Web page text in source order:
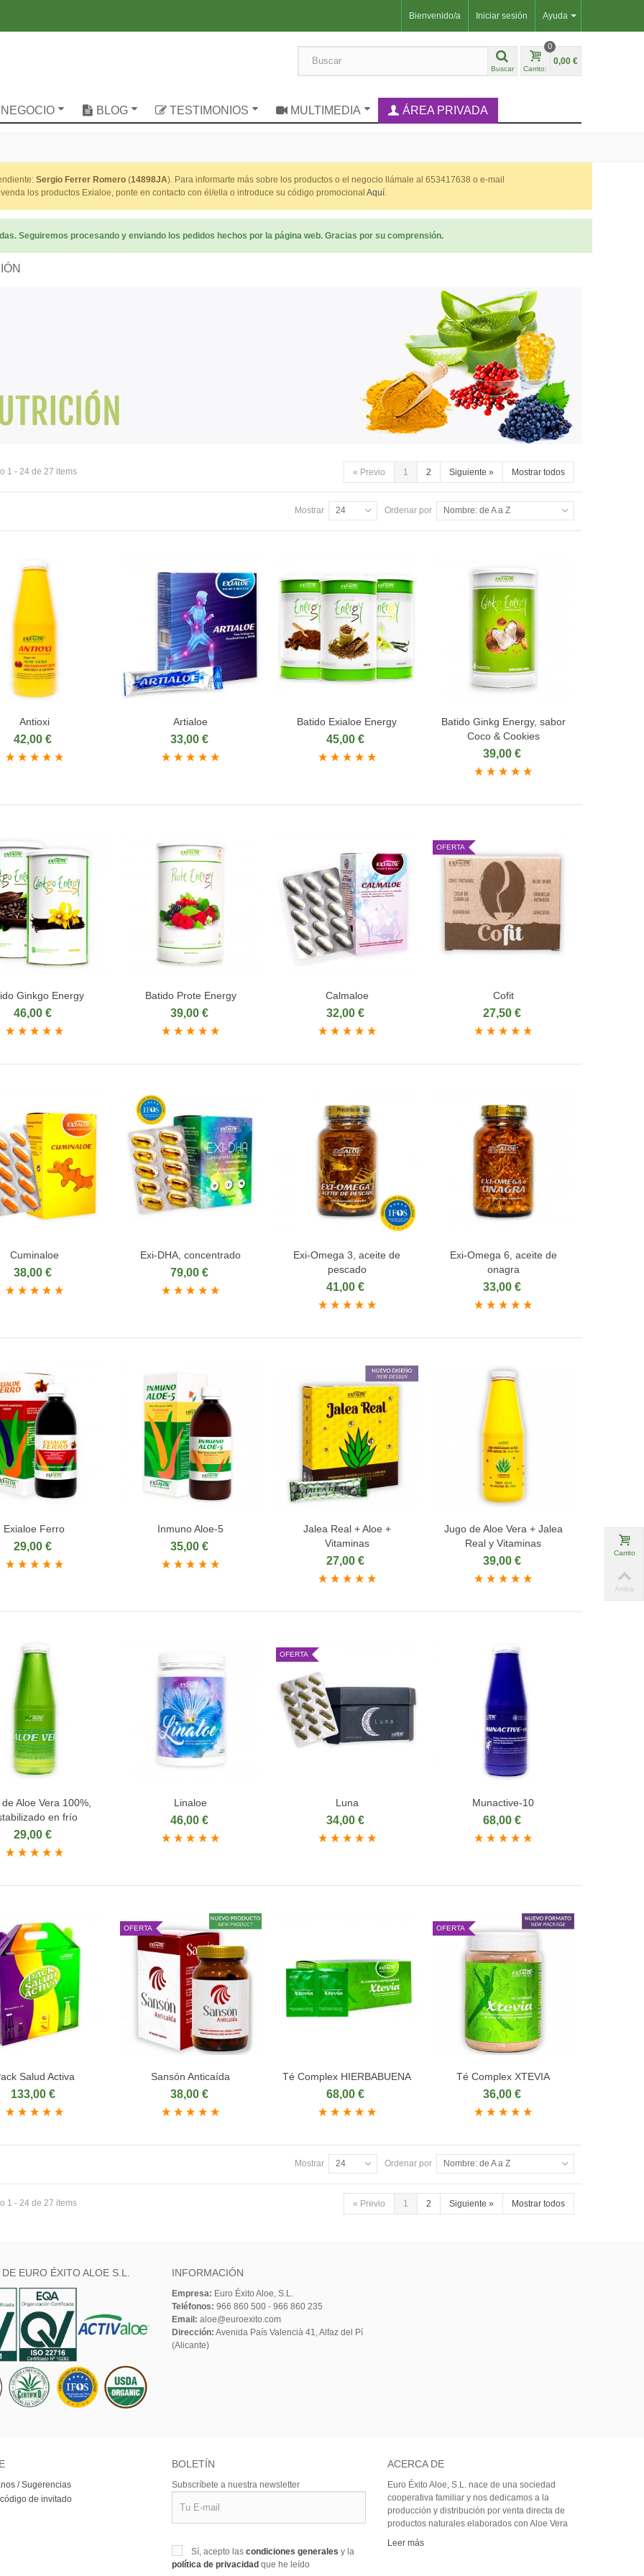
Ayuda
Bienvenido/a Iniciar sesión
Buscar Carrito:
0
0,00 €
BLOG TESTIMONIOS MULTIMEDIA ÁREA PRIVADA
Sergio Ferrer Romero (14898JA). Para informarte más sobre los productos o el negocio llámale al 653417638 o e-mail
los productos Exialoe, ponte en contacto con él/ella o introduce su código promocional Aquí.
Seguiremos procesando y enviando los pedidos hechos por la página web. Gracias por su comprensión.
« Previo 1 2 Siguiente » Mostrar todos
1 - 24 de 27 items
Ordenar por Nombre: de A a Z
Mostrar 24
al carrito
Antioxi
42,00 €
Añadir al carrito
Artialoe
33,00 €
Añadir al carrito
Batido Exialoe Energy
45,00 €
Añadir al carrito
Batido Ginkg Energy, sabor
Coco & Cookies
39,00 €
al carrito
Ginkgo Energy
46,00 €
Añadir al carrito
Batido Prote Energy
39,00 €
Añadir al carrito
Calmaloe
32,00 €
OFERTA
Añadir al carrito
Cofit
27,50 €
al carrito
Cuminaloe
38,00 €
Añadir al carrito
Exi-DHA, concentrado
79,00 €
Añadir al carrito
Exi-Omega 3, aceite de
pescado
41,00 €
Añadir al carrito
Exi-Omega 6, aceite de
onagra
33,00 €
al carrito
Exialoe Ferro
29,00 €
Añadir al carrito
Inmuno Aloe-5
35,00 €
Añadir al carrito
Jalea Real + Aloe +
Vitaminas
27,00 €
Añadir al carrito
Jugo de Aloe Vera + Jalea
Real y Vitaminas
39,00 €
al carrito
Aloe Vera 100%,
en frío
29,00 €
Añadir al carrito
Linaloe
46,00 €
OFERTA
Añadir al carrito
Luna
34,00 €
Añadir al carrito
Munactive-10
68,00 €
al carrito
Salud Activa
133,00 €
OFERTA
Añadir al carrito
Sansón Anticaída
38,00 €
Añadir al carrito
Té Complex HIERBABUENA
68,00 €
OFERTA
Añadir al carrito
Té Complex XTEVIA
36,00 €
Ordenar por Nombre: de A a Z
Mostrar 24
« Previo 1 2 Siguiente » Mostrar todos
1 - 24 de 27 items
EURO ÉXITO ALOE S.L. INFORMACIÓN
Empresa: Euro Éxito Aloe, S.L.
Teléfonos: 966 860 500 - 966 860 235
Email: aloe@euroexito.com
Dirección: Avenida País Valencià 41, Alfaz del Pí
(Alicante)
/ Sugerencias
de invitado
BOLETÍN
Subscríbete a nuestra newsletter
Sí, acepto las condiciones generales y la
política de privacidad que he leído
ACERCA DE
Euro Éxito Aloe, S.L. nace de una sociedad
cooperativa familiar y nos dedicamos a la
producción y distribución por venta directa de
productos naturales elaborados con Aloe Vera
Leer más
Carrito
Arriba